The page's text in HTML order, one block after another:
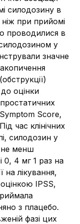
силодозину в
при прийомі
проводилися в
у
значне
оцінки
Score,
час клінічних
силодозин у
не менш
0, 4 мг 1 раз на
на лікування,
IPSS,
з плацебо.
фазі цих